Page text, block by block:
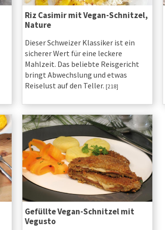
Riz Casimir mit Vegan-Schnitzel,
Nature
Dieser Schweizer Klassiker ist ein
sicherer Wert für eine leckere
Mahlzeit. Das beliebte Reisgericht
bringt Abwechslung und etwas
Reiselust auf den Teller. [218]
Gefüllte Vegan-Schnitzel mit
Vegusto